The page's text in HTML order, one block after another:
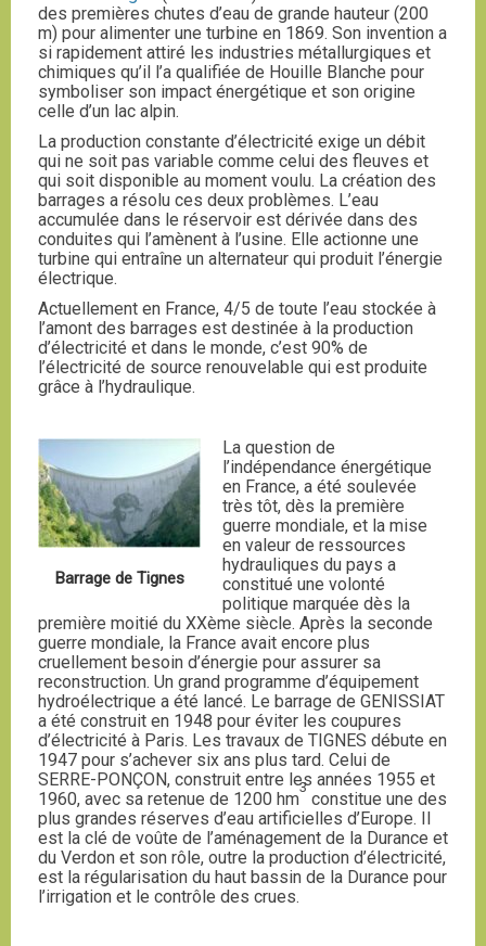
des premières chutes d’eau de grande hauteur (200
m) pour alimenter une turbine en 1869. Son invention a
si rapidement attiré les industries métallurgiques et
chimiques qu’il l’a qualifiée de Houille Blanche pour
symboliser son impact énergétique et son origine
celle d’un lac alpin.
La production constante d’électricité exige un débit
qui ne soit pas variable comme celui des fleuves et
qui soit disponible au moment voulu. La création des
barrages a résolu ces deux problèmes. L’eau
accumulée dans le réservoir est dérivée dans des
conduites qui l’amènent à l’usine. Elle actionne une
turbine qui entraîne un alternateur qui produit l’énergie
électrique.
Actuellement en France, 4/5 de toute l’eau stockée à
l’amont des barrages est destinée à la production
d’électricité et dans le monde, c’est 90% de
l’électricité de source renouvelable qui est produite
grâce à l’hydraulique.
Barrage de Tignes
La question de
l’indépendance énergétique
en France, a été soulevée
très tôt, dès la première
guerre mondiale, et la mise
en valeur de ressources
hydrauliques du pays a
constitué une volonté
politique marquée dès la
première moitié du XXème siècle. Après la seconde
guerre mondiale, la France avait encore plus
cruellement besoin d’énergie pour assurer sa
reconstruction. Un grand programme d’équipement
hydroélectrique a été lancé. Le barrage de GENISSIAT
a été construit en 1948 pour éviter les coupures
d’électricité à Paris. Les travaux de TIGNES débute en
1947 pour s’achever six ans plus tard. Celui de
SERRE-PONÇON, construit entre les années 1955 et
1960, avec sa retenue de 1200 hm
3
constitue une des
plus grandes réserves d’eau artificielles d’Europe. Il
est la clé de voûte de l’aménagement de la Durance et
du Verdon et son rôle, outre la production d’électricité,
est la régularisation du haut bassin de la Durance pour
l’irrigation et le contrôle des crues.